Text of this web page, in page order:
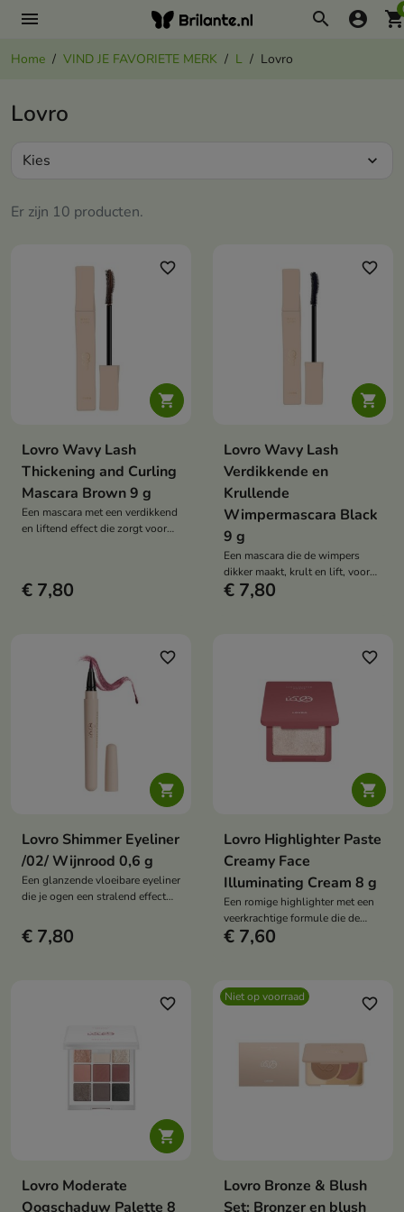
menu search account_circle
Home VIND JE FAVORIETE MERK L Lovro
Lovro
Er zijn 10 producten.
Kies expand_more

favorite_border
Lovro Wavy Lash
Thickening and Curling
Mascara Brown 9 g
Een mascara met een verdikkend
en liftend effect die zorgt voor
plakken.
€ 7,80

favorite_border
Lovro Wavy Lash
Verdikkende en
Krullende
Wimpermascara Black
9 g
Een mascara die de wimpers
dikker maakt, krult en lift, voor
een intens zwart effect zonder
€ 7,80

favorite_border
Lovro Shimmer Eyeliner
/02/ Wijnrood 0,6 g
Een glanzende vloeibare eyeliner
die je ogen een stralend effect
subtiele lijn als een expressieve
oogmake-up kunt creëren.
€ 7,80

favorite_border
Lovro Highlighter Paste
Creamy Face
Illuminating Cream 8 g
Een romige highlighter met een
veerkrachtige formule die de
huid een intense, natte gloed
€ 7,60

favorite_border
Lovro Moderate
Oogschaduw Palette 8
Niet op voorraad favorite_border
Lovro Bronze & Blush
Set: Bronzer en blush